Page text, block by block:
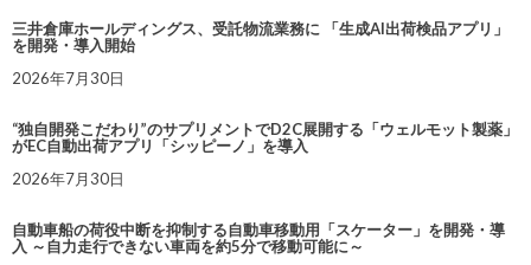
三井倉庫ホールディングス、受託物流業務に 「生成AI出荷検品アプリ」
を開発・導入開始
2026年7月30日
“独自開発こだわり”のサプリメントでD2C展開する「ウェルモット製薬」
がEC自動出荷アプリ「シッピーノ」を導入
2026年7月30日
自動車船の荷役中断を抑制する自動車移動用「スケーター」を開発・導
入 ～自力走行できない車両を約5分で移動可能に～